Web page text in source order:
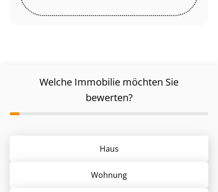
Welche Immobilie möchten Sie
bewerten?
Haus
Wohnung